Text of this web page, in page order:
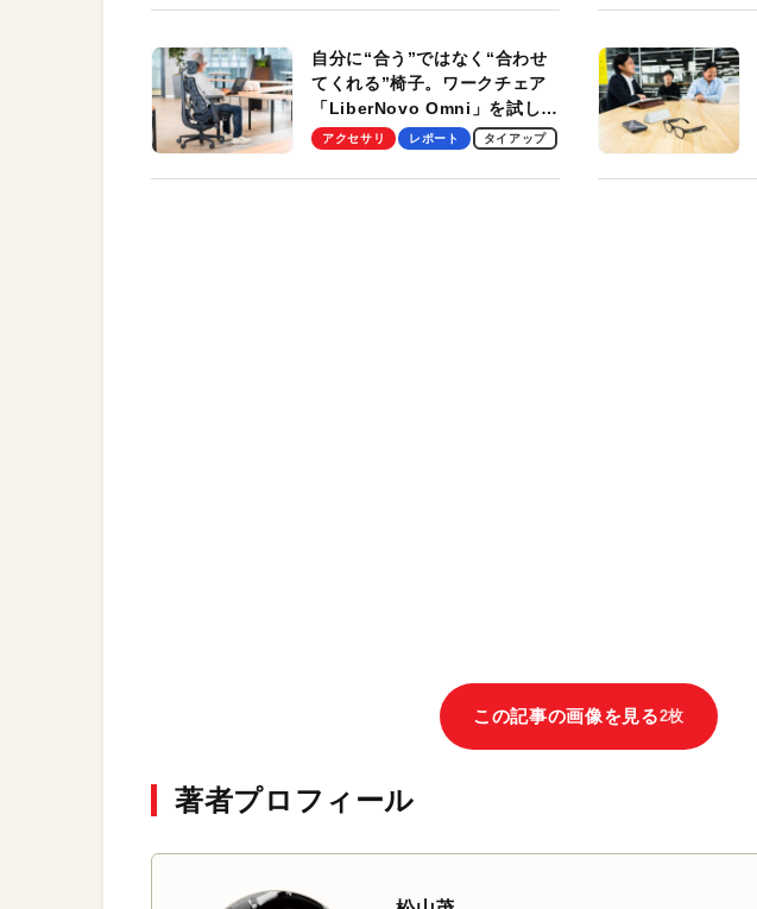
自分に“合う”ではなく“合わせ
てくれる”椅子。ワークチェア
「LiberNovo Omni」を試して
わかったその魅力。まさかのス
アクセサリ レポート タイアップ
この記事の画像を見る2枚
著者プロフィール